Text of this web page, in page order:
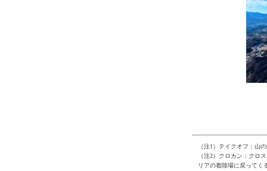
（注1）テイクオフ：山
（注2）クロカン：クロ
リアの着陸場に戻ってく